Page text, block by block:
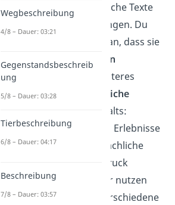
unterscheiden sich lyrische Texte
von anderen Textgattungen. Du
erkennst sie sofort daran, dass sie
in
Versen oder Strophen
aufgebaut sind. Ein weiteres
Merkmal ist die
sprachliche
des Inhalts:
Gedanken, Gefühle und Erlebnisse
sollen so durch die sprachliche
Form besser zum Ausdruck
gebracht werden. Dafür nutzen
Dichter zum Beispiel verschiedene
Wegbeschreibung
4/8 – Dauer: 03:21
Gegenstandsbeschreib
ung
5/8 – Dauer: 03:28
Tierbeschreibung
6/8 – Dauer: 04:17
Beschreibung
7/8 – Dauer: 03:57